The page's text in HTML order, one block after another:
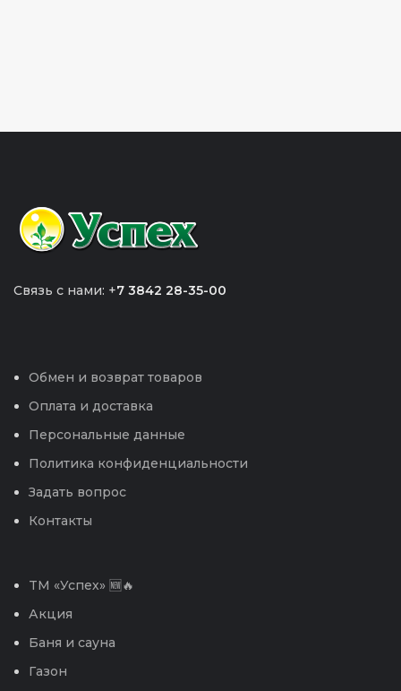
Связь с нами: +7 3842 28-35-00
Обмен и возврат товаров
Оплата и доставка
Персональные данные
Политика конфиденциальности
Задать вопрос
Контакты
TM «Успех» 🆕🔥
Акция
Баня и сауна
Газон